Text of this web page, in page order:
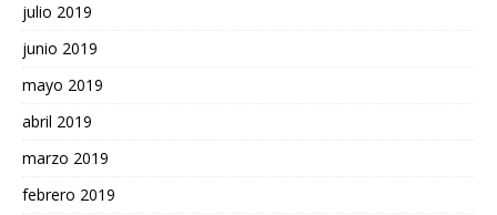
julio 2019
junio 2019
mayo 2019
abril 2019
marzo 2019
febrero 2019